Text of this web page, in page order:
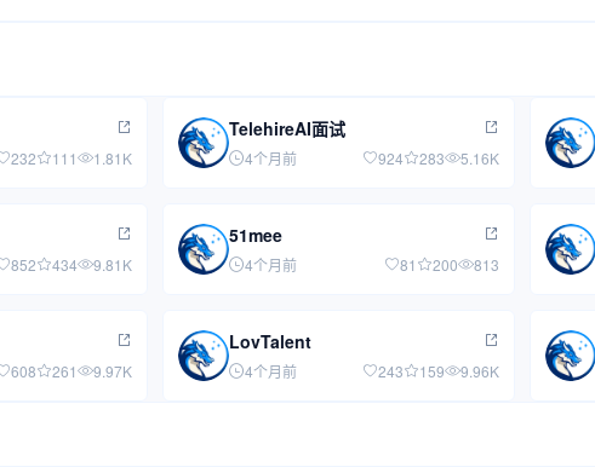
232 111 1.81K
TelehireAI面试
4个月前 924 283 5.16K
852 434 9.81K
51mee
4个月前 81 200 813
608 261 9.97K
LovTalent
4个月前 243 159 9.96K